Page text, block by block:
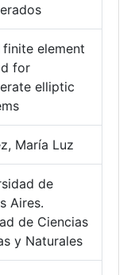
finite element
for
elliptic
María Luz
de
Aires.
de Ciencias
y Naturales